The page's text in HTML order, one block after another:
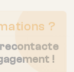
?
recontacte
!